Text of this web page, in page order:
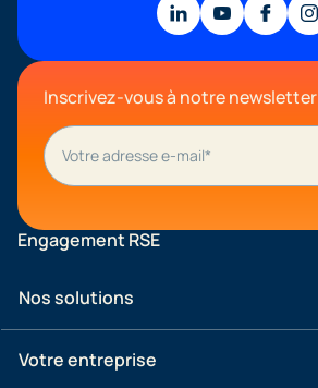
Inscrivez-vous à notre newsletter
Engagement RSE
Nos solutions
Votre entreprise